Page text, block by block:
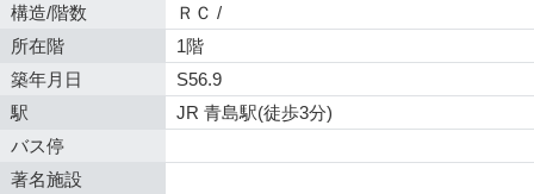
構造/階数
ＲＣ /
所在階
1階
築年月日
S56.9
駅
JR 青島駅(徒歩3分)
バス停
著名施設